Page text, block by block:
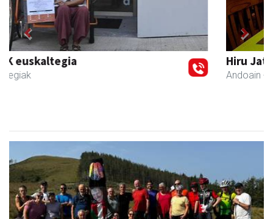
Hiru Jatetxea
Andoain
Previous Next